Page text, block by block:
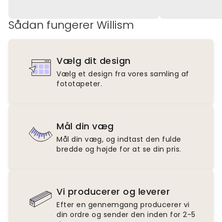
Sådan fungerer Willism
Vælg dit design
Vælg et design fra vores samling af
fototapeter.
Mål din væg
Mål din væg, og indtast den fulde
bredde og højde for at se din pris.
Vi producerer og leverer
Efter en gennemgang producerer vi
din ordre og sender den inden for 2-5